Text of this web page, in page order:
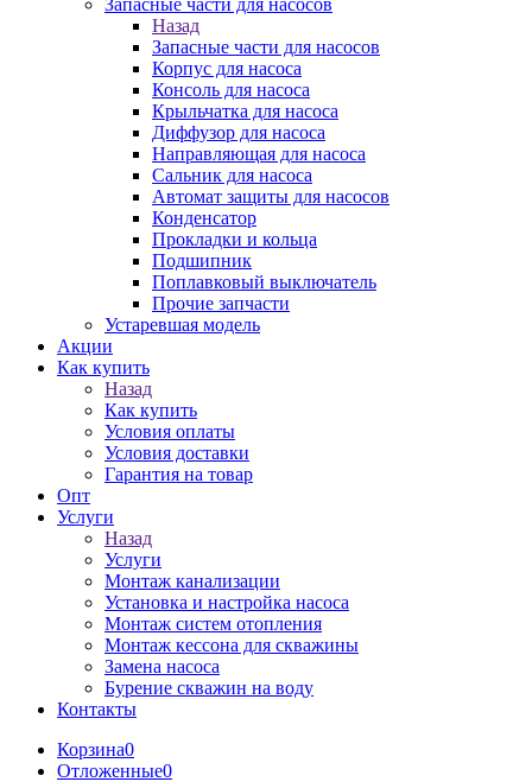
Запасные части для насосов
Назад
Запасные части для насосов
Корпус для насоса
Консоль для насоса
Крыльчатка для насоса
Диффузор для насоса
Направляющая для насоса
Сальник для насоса
Автомат защиты для насосов
Конденсатор
Прокладки и кольца
Подшипник
Поплавковый выключатель
Прочие запчасти
Устаревшая модель
Акции
Как купить
Назад
Как купить
Условия оплаты
Условия доставки
Гарантия на товар
Опт
Услуги
Назад
Услуги
Монтаж канализации
Установка и настройка насоса
Монтаж систем отопления
Монтаж кессона для скважины
Замена насоса
Бурение скважин на воду
Контакты
Корзина0
Отложенные0